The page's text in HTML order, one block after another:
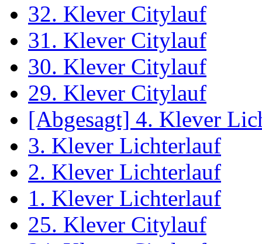
32. Klever Citylauf
31. Klever Citylauf
30. Klever Citylauf
29. Klever Citylauf
[Abgesagt] 4. Klever
3. Klever Lichterlauf
2. Klever Lichterlauf
1. Klever Lichterlauf
25. Klever Citylauf